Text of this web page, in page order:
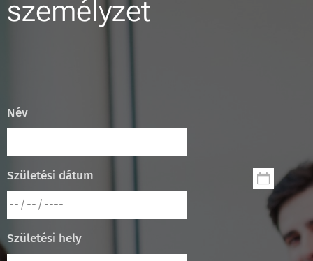
személyzet
Név
Születési dátum
Születési hely